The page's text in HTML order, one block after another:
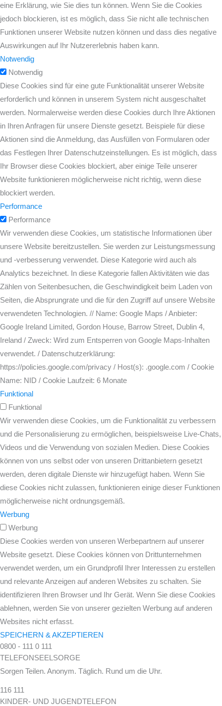
eine Erklärung, wie Sie dies tun können. Wenn Sie die Cookies
jedoch blockieren, ist es möglich, dass Sie nicht alle technischen
Funktionen unserer Website nutzen können und dass dies negative
Auswirkungen auf Ihr Nutzererlebnis haben kann.
Notwendig
Notwendig
Diese Cookies sind für eine gute Funktionalität unserer Website
erforderlich und können in unserem System nicht ausgeschaltet
werden. Normalerweise werden diese Cookies durch Ihre Aktionen
in Ihren Anfragen für unsere Dienste gesetzt. Beispiele für diese
Aktionen sind die Anmeldung, das Ausfüllen von Formularen oder
das Festlegen Ihrer Datenschutzeinstellungen. Es ist möglich, dass
Ihr Browser diese Cookies blockiert, aber einige Teile unserer
Website funktionieren möglicherweise nicht richtig, wenn diese
blockiert werden.
Performance
Performance
Wir verwenden diese Cookies, um statistische Informationen über
unsere Website bereitzustellen. Sie werden zur Leistungsmessung
und -verbesserung verwendet. Diese Kategorie wird auch als
Analytics bezeichnet. In diese Kategorie fallen Aktivitäten wie das
Zählen von Seitenbesuchen, die Geschwindigkeit beim Laden von
Seiten, die Absprungrate und die für den Zugriff auf unsere Website
verwendeten Technologien. // Name: Google Maps / Anbieter:
Google Ireland Limited, Gordon House, Barrow Street, Dublin 4,
Ireland / Zweck: Wird zum Entsperren von Google Maps-Inhalten
verwendet. / Datenschutzerklärung:
https://policies.google.com/privacy / Host(s): .google.com / Cookie
Name: NID / Cookie Laufzeit: 6 Monate
Funktional
Funktional
Wir verwenden diese Cookies, um die Funktionalität zu verbessern
und die Personalisierung zu ermöglichen, beispielsweise Live-Chats,
Videos und die Verwendung von sozialen Medien. Diese Cookies
können von uns selbst oder von unseren Drittanbietern gesetzt
werden, deren digitale Dienste wir hinzugefügt haben. Wenn Sie
diese Cookies nicht zulassen, funktionieren einige dieser Funktionen
möglicherweise nicht ordnungsgemäß.
Werbung
Werbung
Diese Cookies werden von unseren Werbepartnern auf unserer
Website gesetzt. Diese Cookies können von Drittunternehmen
verwendet werden, um ein Grundprofil Ihrer Interessen zu erstellen
und relevante Anzeigen auf anderen Websites zu schalten. Sie
identifizieren Ihren Browser und Ihr Gerät. Wenn Sie diese Cookies
ablehnen, werden Sie von unserer gezielten Werbung auf anderen
Websites nicht erfasst.
SPEICHERN & AKZEPTIEREN
0800 - 111 0 111
TELEFONSEELSORGE
Sorgen Teilen. Anonym. Täglich. Rund um die Uhr.
116 111
KINDER- UND JUGENDTELEFON